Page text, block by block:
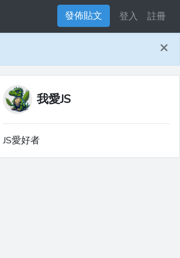
發佈貼文 登入 註冊
×
我愛JS
JS愛好者